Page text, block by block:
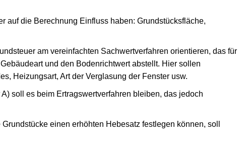
auf die Berechnung Einfluss haben: Grundstücksfläche,
am vereinfachten Sachwertverfahren orientieren, das für
und den Bodenrichtwert abstellt. Hier sollen
Heizungsart, Art der Verglasung der Fenster usw.
soll es beim Ertragswertverfahren bleiben, das jedoch
einen erhöhten Hebesatz festlegen können, soll